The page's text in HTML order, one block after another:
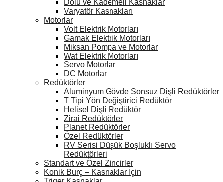
Dolu ve Kademeli Kasnaklar
Varyatör Kasnakları
Motorlar
Volt Elektrik Motorları
Gamak Elektrik Motorları
Miksan Pompa ve Motorlar
Wat Elektrik Motorları
Servo Motorlar
DC Motorlar
Redüktörler
Aluminyum Gövde Sonsuz Dişli Redüktörler
T Tipi Yön Değiştirici Redüktör
Helisel Dişli Redüktör
Zirai Redüktörler
Planet Redüktörler
Özel Redüktörler
RV Serisi Düşük Boşluklı Servo
Redüktörleri
Standart ve Özel Zincirler
Konik Burç – Kasnaklar İçin